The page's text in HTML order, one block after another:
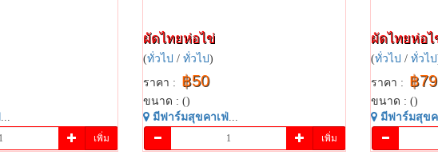
...
เพิ่ม
ผัดไทยห่อไข่
(ทั่วไป / ทั่วไป)
ราคา : ฿50
ขนาด : ()
มี​ฟาร์​มสุข​คาเฟ่​ ...
เพิ่ม
ผัดไทยห่อไ
(ทั่วไป / ทั่วไป
ราคา : ฿79
ขนาด : ()
มี​ฟาร์​มสุข​ค